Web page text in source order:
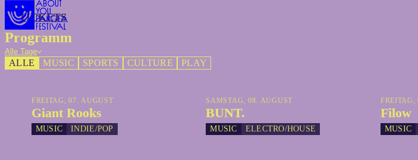
TICKETS
TICKETS
Programm
Alle Tage
ALLE MUSIC SPORTS CULTURE PLAY
FREITAG, 07. AUGUST
Giant Rooks
MUSIC INDIE/POP
SAMSTAG, 08. AUGUST
BUNT.
MUSIC ELECTRO/HOUSE
FREITAG,
Filow
MUSIC